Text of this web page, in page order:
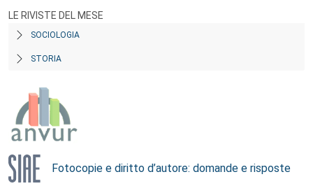
LE RIVISTE DEL MESE
SOCIOLOGIA
STORIA
Fotocopie e diritto d’autore: domande e risposte